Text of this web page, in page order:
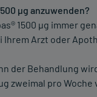
µg anzuwenden?
1500 µg immer
Arzt oder
der Behandlung
zweimal pro